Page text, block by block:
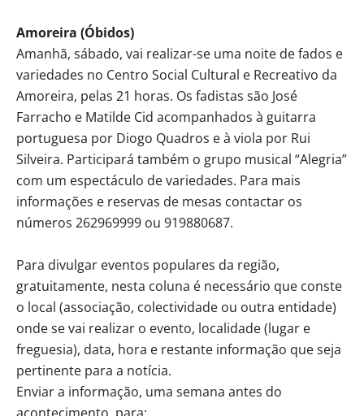
Amoreira (Óbidos)
Amanhã, sábado, vai realizar-se uma noite de fados e
variedades no Centro Social Cultural e Recreativo da
Amoreira, pelas 21 horas. Os fadistas são José
Farracho e Matilde Cid acompanhados à guitarra
portuguesa por Diogo Quadros e à viola por Rui
Silveira. Participará também o grupo musical “Alegria”
com um espectáculo de variedades. Para mais
informações e reservas de mesas contactar os
números 262969999 ou 919880687.
Para divulgar eventos populares da região,
gratuitamente, nesta coluna é necessário que conste
o local (associação, colectividade ou outra entidade)
onde se vai realizar o evento, localidade (lugar e
freguesia), data, hora e restante informação que seja
pertinente para a notícia.
Enviar a informação, uma semana antes do